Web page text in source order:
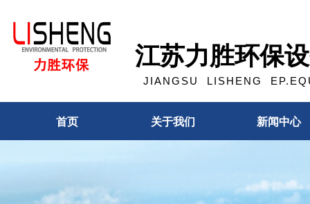
江苏力胜环保
JIANGSU LISHENG
首页 关于我们 新闻中心